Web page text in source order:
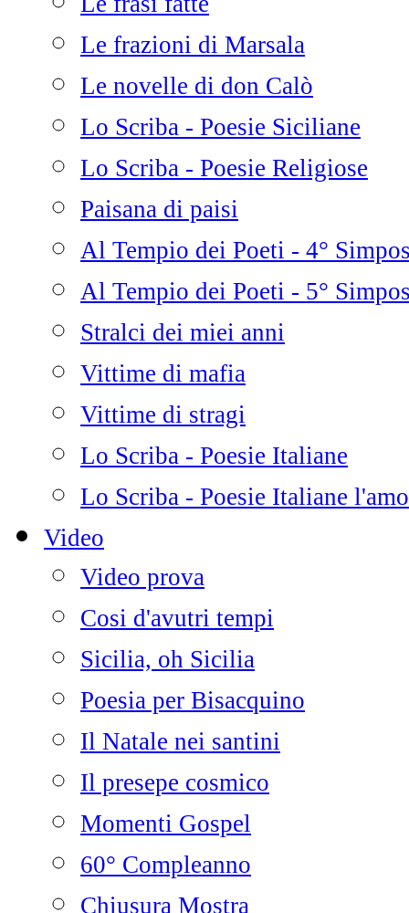
Le frazioni di Marsala
Le novelle di don Calò
Lo Scriba - Poesie Siciliane
Lo Scriba - Poesie Religiose
Paisana di paisi
Al Tempio dei Poeti - 4°
Al Tempio dei Poeti - 5°
Stralci dei miei anni
Vittime di mafia
Vittime di stragi
Lo Scriba - Poesie Italiane
Lo Scriba - Poesie Italiane
Video
Video prova
Cosi d'avutri tempi
Sicilia, oh Sicilia
Poesia per Bisacquino
Il Natale nei santini
Il presepe cosmico
Momenti Gospel
60° Compleanno
Chiusura Mostra